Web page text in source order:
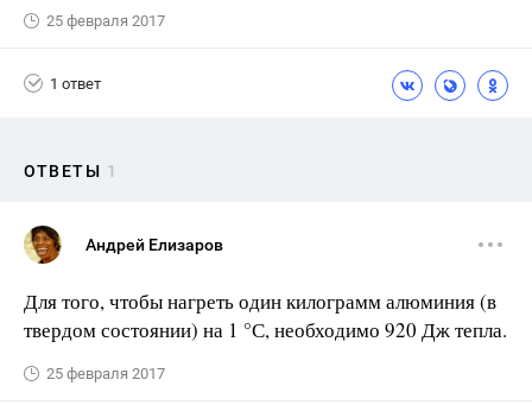
25 февраля 2017
1 ответ
ОТВЕТЫ 1
Андрей Елизаров
Для того, чтобы нагреть один килограмм алюминия (в
твердом состоянии) на 1 °С, необходимо 920 Дж тепла.
25 февраля 2017